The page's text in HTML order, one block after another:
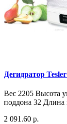
Дегидратор
Вес 2205 Высота
поддона 32 Длина
2 091.60 р.